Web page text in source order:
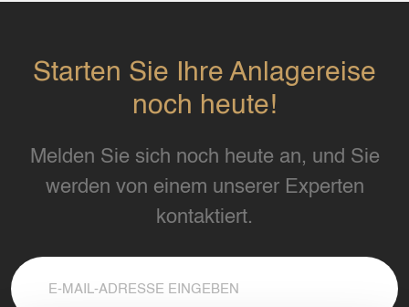
Starten Sie Ihre Anlagereise
noch heute!
Melden Sie sich noch heute an, und Sie
werden von einem unserer Experten
kontaktiert.